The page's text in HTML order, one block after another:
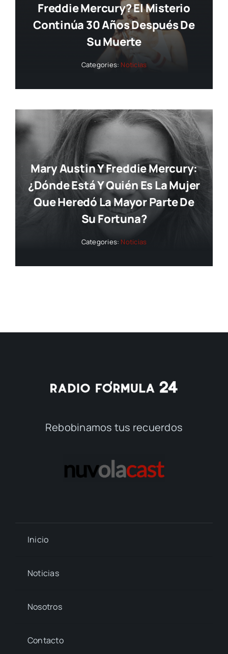
Freddie Mercury? El Misterio
Continúa 30 Años Después De
Su Muerte
Categories: Noticias
Mary Austin Y Freddie Mercury:
¿dónde Está Y Quién Es La Mujer
Que Heredó La Mayor Parte De
Su Fortuna?
Categories: Noticias
Rebobinamos tus recuerdos
Inicio
Noticias
Nosotros
Contacto